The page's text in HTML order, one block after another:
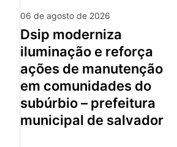
06 de agosto de 2026
dsip moderniza
iluminação e reforça
ações de manutenção
em comunidades do
subúrbio – prefeitura
municipal de salvador